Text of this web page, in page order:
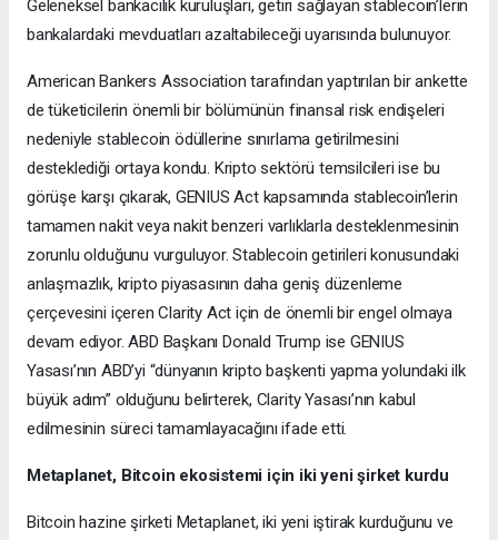
Geleneksel bankacılık kuruluşları, getiri sağlayan stablecoin’lerin
bankalardaki mevduatları azaltabileceği uyarısında bulunuyor.
American Bankers Association tarafından yaptırılan bir ankette
de tüketicilerin önemli bir bölümünün finansal risk endişeleri
nedeniyle stablecoin ödüllerine sınırlama getirilmesini
desteklediği ortaya kondu. Kripto sektörü temsilcileri ise bu
görüşe karşı çıkarak, GENIUS Act kapsamında stablecoin’lerin
tamamen nakit veya nakit benzeri varlıklarla desteklenmesinin
zorunlu olduğunu vurguluyor. Stablecoin getirileri konusundaki
anlaşmazlık, kripto piyasasının daha geniş düzenleme
çerçevesini içeren Clarity Act için de önemli bir engel olmaya
devam ediyor. ABD Başkanı Donald Trump ise GENIUS
Yasası’nın ABD’yi “dünyanın kripto başkenti yapma yolundaki ilk
büyük adım” olduğunu belirterek, Clarity Yasası’nın kabul
edilmesinin süreci tamamlayacağını ifade etti.
Metaplanet, Bitcoin ekosistemi için iki yeni şirket kurdu
Bitcoin hazine şirketi Metaplanet, iki yeni iştirak kurduğunu ve